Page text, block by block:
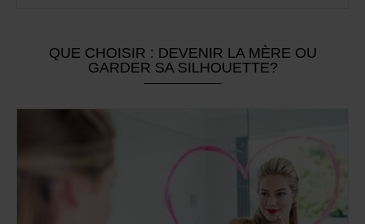
QUE CHOISIR : DEVENIR LA MÈRE OU
GARDER SA SILHOUETTE?